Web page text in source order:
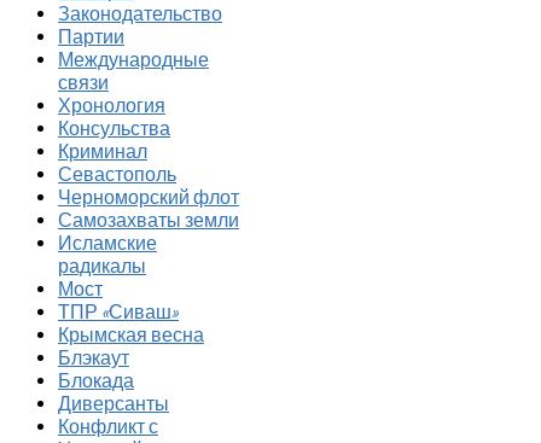
Законодательство
Партии
Международные
связи
Хронология
Консульства
Криминал
Севастополь
Черноморский флот
Самозахваты земли
Исламские
радикалы
Мост
ТПР «Сиваш»
Крымская весна
Блэкаут
Блокада
Диверсанты
Конфликт с